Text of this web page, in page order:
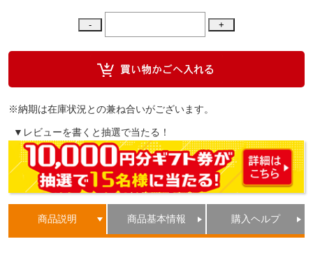
※納期は在庫状況との兼ね合いがございます。
▼レビューを書くと抽選で当たる！
商品説明 商品基本情報 購入ヘルプ